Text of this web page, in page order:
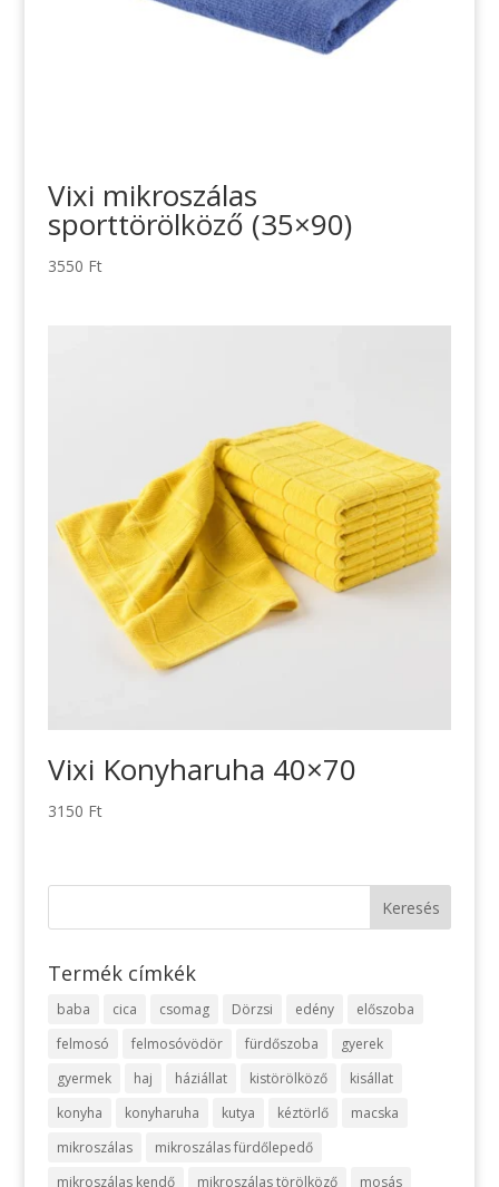
Vixi mikroszálas
sporttörölköző (35×90)
3550 Ft
Vixi Konyharuha 40×70
3150 Ft
Termék címkék
baba cica csomag Dörzsi edény
előszoba
felmosó
felmosóvödör fürdőszoba
gyerek
gyermek
haj háziállat kistörölköző
kisállat
konyha
konyharuha kutya kéztörlő
macska
mikroszálas
mikroszálas fürdőlepedő
mikroszálas kendő
mikroszálas törölköző mosás